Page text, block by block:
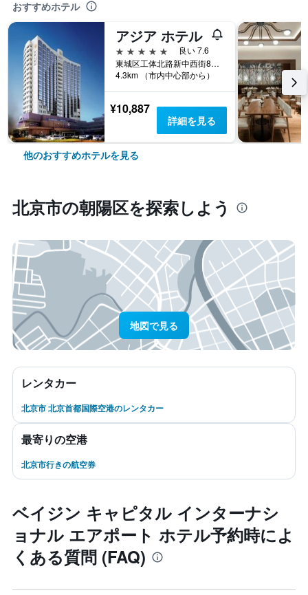
おすすめホテル
アジア ホテル
5つ星
良い 7.6
東城区工体北路新中西街8号, 北京市, 中国
4.3km （市内中心部から）
¥10,887
詳細を見る
他のおすすめホテルを見る
北京市​の朝陽区​を探索しよう
地図で見る
レンタカー
北京市 北京首都国際空港のレンタカー
最寄りの空港
北京市行きの航空券
ベイジン キャピタル インターナシ
ョナル エアポート ホテル予約時によ
くある質問 (FAQ)